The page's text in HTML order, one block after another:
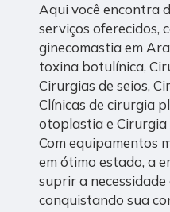
Aqui você encontra
serviços oferecidos,
ginecomastia em
toxina botulínica,
Cirurgias de seios,
Clínicas de cirurgia
otoplastia e Cirurgia
Com equipamentos
em ótimo estado, a
suprir a necessidade
conquistando sua